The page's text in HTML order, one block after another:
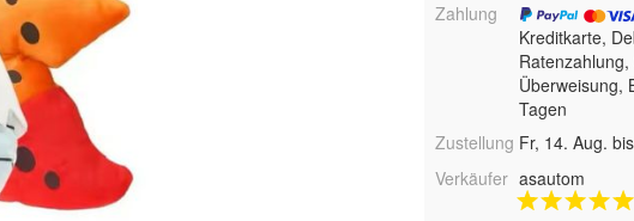
Zahlung
Kreditkarte,
Überweisung,
Tagen
Zustellung Fr, 14. Aug.
Verkäufer asautom